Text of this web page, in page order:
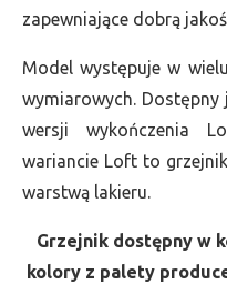
zapewniające dobrą
Model występuje w
wymiarowych.
wersji wykończenia
wariancie Loft to
warstwą lakieru.
Grzejnik dostępny w
kolory z palety